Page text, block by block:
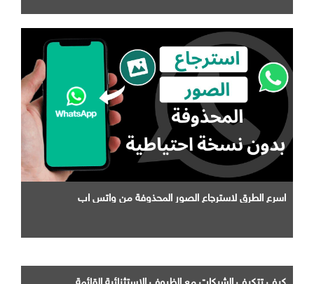
اسرع الطرق لاسترجاع الصور المحذوفة من واتس اب
كيف تتكيف الشبكات مع الظروف الاستثنائية القائمة